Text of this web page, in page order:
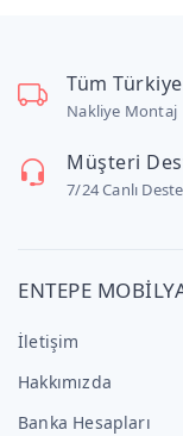
Tüm
Nakliye Montaj
Müşteri
7/24 Canlı
ENTEPE
İletişim
Hakkımızda
Banka Hesapları